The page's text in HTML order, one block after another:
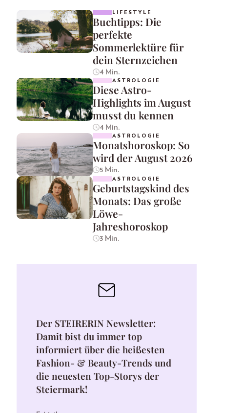
LIFESTYLE
Buchtipps: Die
perfekte
Sommerlektüre für
dein Sternzeichen
4 Min.
ASTROLOGIE
Diese Astro-
Highlights im August
musst du kennen
4 Min.
ASTROLOGIE
Monatshoroskop: So
wird der August 2026
5 Min.
ASTROLOGIE
Geburtstagskind des
Monats: Das große
Löwe-
Jahreshoroskop
3 Min.
Der STEIRERIN Newsletter:
Damit bist du immer top
informiert über die heißesten
Fashion- & Beauty-Trends und
die neuesten Top-Storys der
Steiermark!